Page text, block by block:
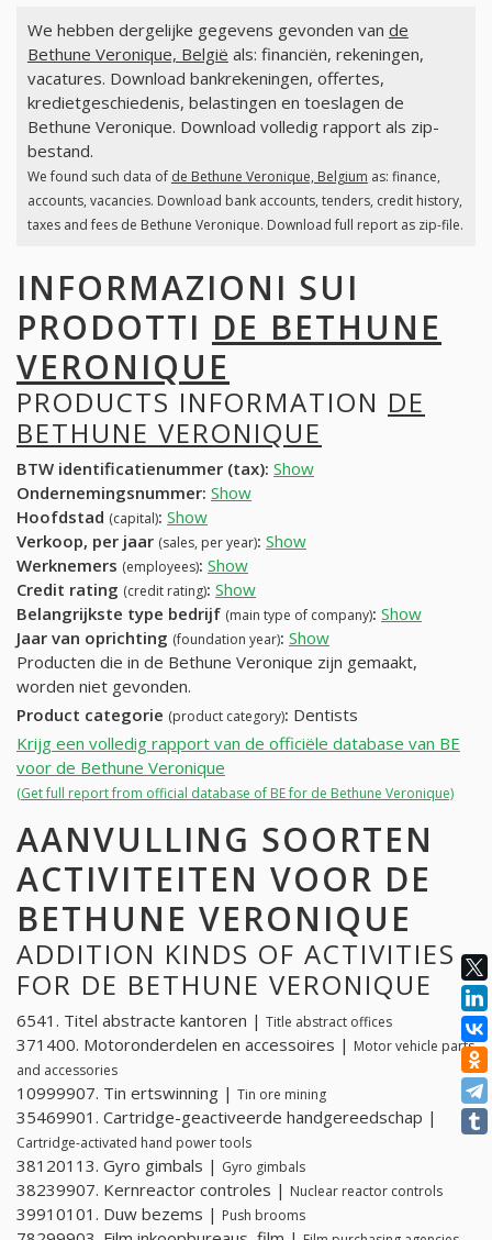
We hebben dergelijke gegevens gevonden van de
Bethune Veronique, België als: financiën, rekeningen,
vacatures. Download bankrekeningen, offertes,
kredietgeschiedenis, belastingen en toeslagen de
Bethune Veronique. Download volledig rapport als zip-
bestand.
We found such data of de Bethune Veronique, Belgium as: finance,
accounts, vacancies. Download bank accounts, tenders, credit history,
taxes and fees de Bethune Veronique. Download full report as zip-file.
INFORMAZIONI SUI
PRODOTTI DE BETHUNE
VERONIQUE
PRODUCTS INFORMATION DE
BETHUNE VERONIQUE
BTW identificatienummer (tax): Show
Ondernemingsnummer: Show
Hoofdstad (capital): Show
Verkoop, per jaar (sales, per year): Show
Werknemers (employees): Show
Credit rating (credit rating): Show
Belangrijkste type bedrijf (main type of company): Show
Jaar van oprichting (foundation year): Show
Producten die in de Bethune Veronique zijn gemaakt,
worden niet gevonden.
Product categorie (product category): Dentists
Krijg een volledig rapport van de officiële database van BE
voor de Bethune Veronique
(Get full report from official database of BE for de Bethune Veronique)
AANVULLING SOORTEN
ACTIVITEITEN VOOR DE
BETHUNE VERONIQUE
ADDITION KINDS OF ACTIVITIES
FOR DE BETHUNE VERONIQUE
6541. Titel abstracte kantoren | Title abstract offices
371400. Motoronderdelen en accessoires | Motor vehicle parts
and accessories
10999907. Tin ertswinning | Tin ore mining
35469901. Cartridge-geactiveerde handgereedschap |
Cartridge-activated hand power tools
38120113. Gyro gimbals | Gyro gimbals
38239907. Kernreactor controles | Nuclear reactor controls
39910101. Duw bezems | Push brooms